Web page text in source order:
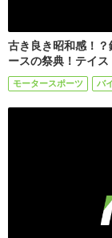
古き良き昭和感！
ースの祭典！テイ
モータースポーツ バ